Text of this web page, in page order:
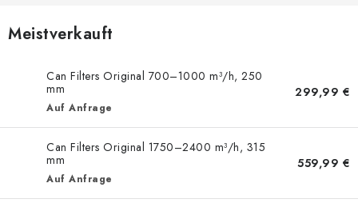
Meistverkauft
Can Filters Original 700–1000 m³/h, 250
mm
Auf Anfrage
299,99 €
Can Filters Original 1750–2400 m³/h, 315
mm
Auf Anfrage
559,99 €